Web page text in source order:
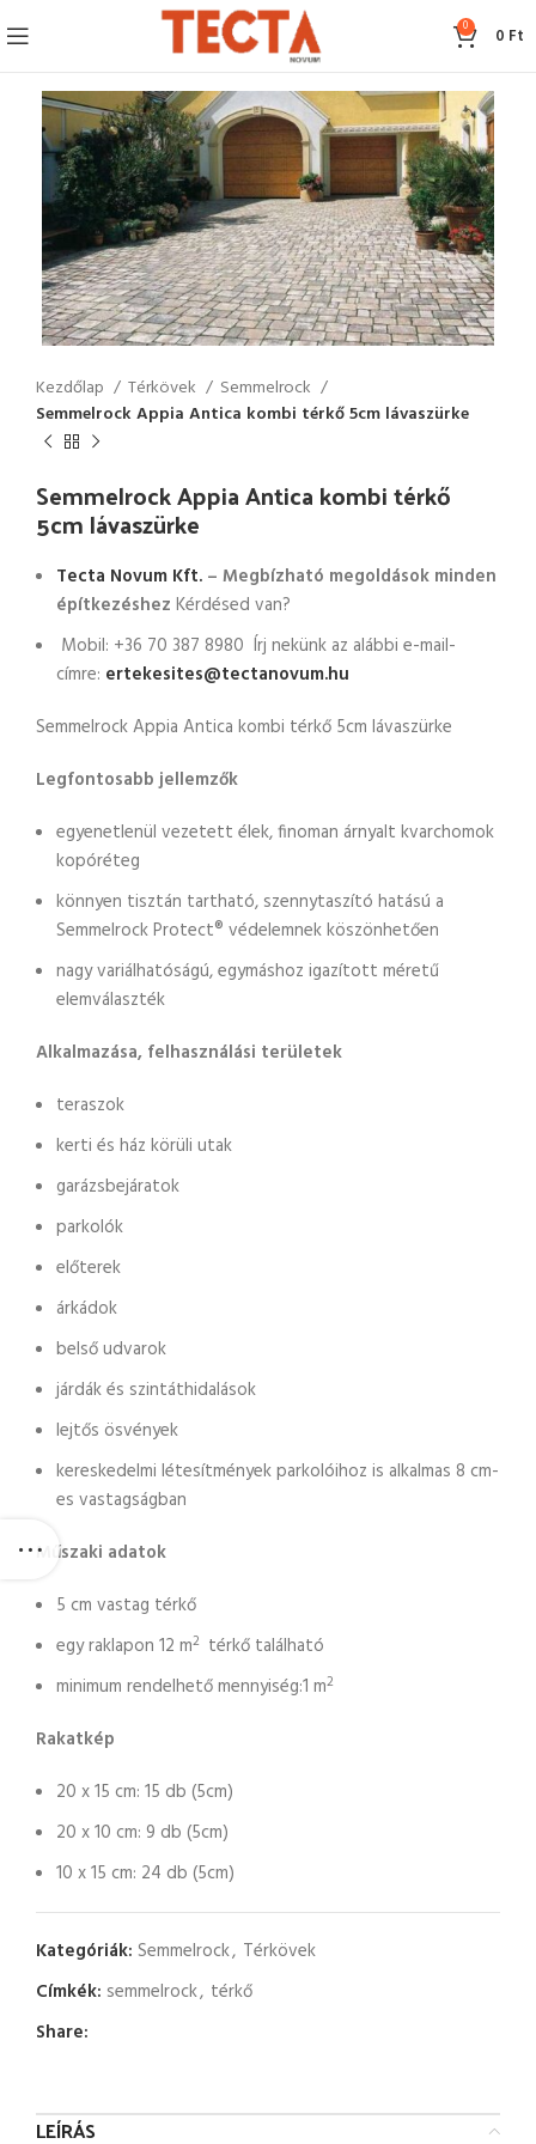
0 0 Ft
Kezdőlap Térkövek
Semmelrock
Semmelrock Appia Antica kombi térkő 5cm lávaszürke
Semmelrock Appia Antica kombi térkő
5cm lávaszürke
Tecta Novum Kft. – Megbízható megoldások minden
építkezéshez Kérdésed van?
Mobil: +36 70 387 8980 Írj nekünk az alábbi e-mail-
címre: ertekesites@tectanovum.hu
Semmelrock Appia Antica kombi térkő 5cm lávaszürke
Legfontosabb jellemzők
egyenetlenül vezetett élek, finoman árnyalt kvarchomok
kopóréteg
könnyen tisztán tartható, szennytaszító hatású a
Semmelrock Protect® védelemnek köszönhetően
nagy variálhatóságú, egymáshoz igazított méretű
elemválaszték
Alkalmazása, felhasználási területek
teraszok
kerti és ház körüli utak
garázsbejáratok
parkolók
előterek
árkádok
belső udvarok
járdák és szintáthidalások
lejtős ösvények
kereskedelmi létesítmények parkolóihoz is alkalmas 8 cm-
es vastagságban
Műszaki adatok
5 cm vastag térkő
egy raklapon 12 m2 térkő található
minimum rendelhető mennyiség:1 m2
Rakatkép
20 x 15 cm: 15 db (5cm)
20 x 10 cm: 9 db (5cm)
10 x 15 cm: 24 db (5cm)
Kategóriák: Semmelrock, Térkövek
Címkék: semmelrock, térkő
Share:
LEÍRÁS